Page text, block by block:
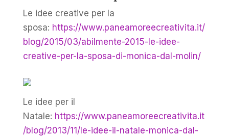
Le idee creative per la
sposa: https://www.paneamoreecreativita.it/
blog/2015/03/abilmente-2015-le-idee-
creative-per-la-sposa-di-monica-dal-molin/
Le idee per il
Natale: https://www.paneamoreecreativita.it
/blog/2013/11/le-idee-il-natale-monica-dal-